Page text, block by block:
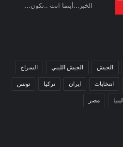
الخبر...أينما انت ..نكون...
الجيش الجيش الليبي السراج
انتخابات ايران تركيا تونس
ليبيا مصر